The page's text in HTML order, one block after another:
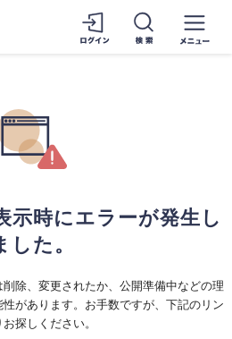
示時にエラーが発生し
した。
除、変更されたか、公開準備中などの理
があります。お手数ですが、下記のリン
探しください。